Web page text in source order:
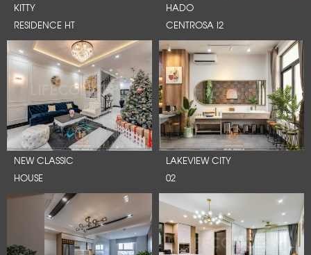
KITTY
RESIDENCE HT
HADO
CENTROSA I2
NEW CLASSIC
HOUSE
LAKEVIEW CITY
02